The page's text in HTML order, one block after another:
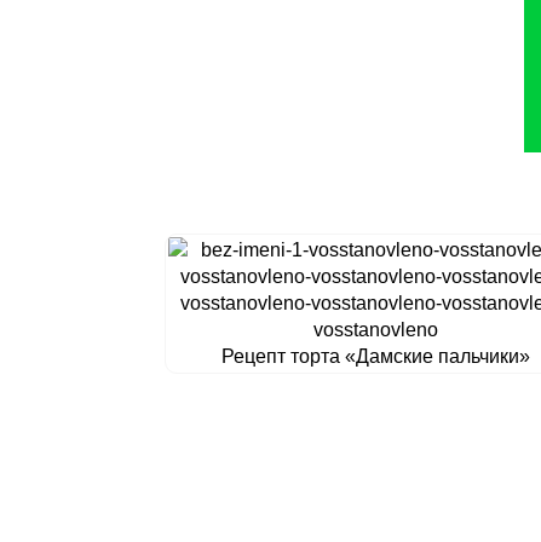
Рецепт торта «Дамские пальчики»